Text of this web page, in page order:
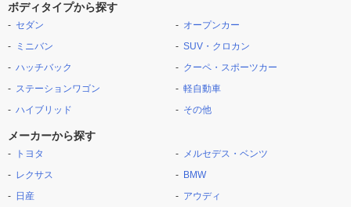
ボディタイプから探す
セダン
ミニバン
ハッチバック
ステーションワゴン
ハイブリッド
オープンカー
SUV・クロカン
クーペ・スポーツカー
軽自動車
その他
メーカーから探す
トヨタ
レクサス
日産
メルセデス・ベンツ
BMW
アウディ